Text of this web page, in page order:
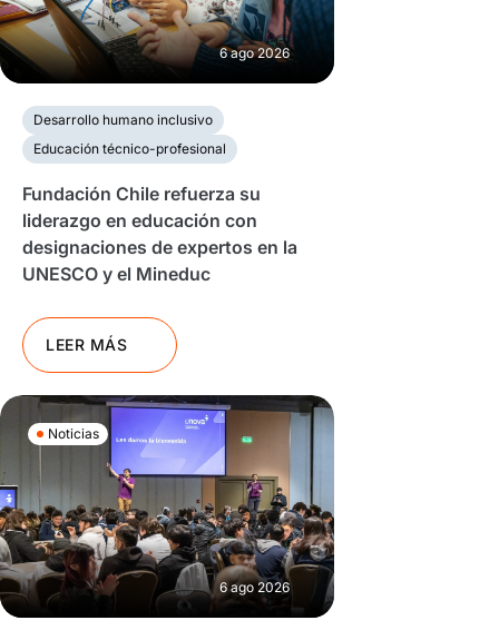
6 ago 2026
Desarrollo humano inclusivo
Educación técnico-profesional
Fundación Chile refuerza su
liderazgo en educación con
designaciones de expertos en la
UNESCO y el Mineduc
LEER MÁS
Noticias
6 ago 2026